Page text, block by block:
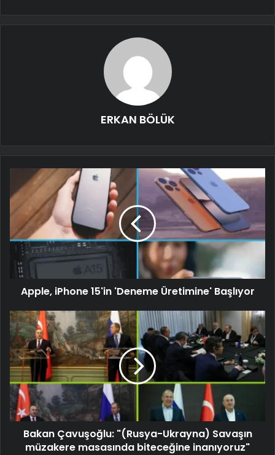
ERKAN BÖLÜK
Apple, iPhone 15'in 'Deneme Üretimine' Başlıyor
Bakan Çavuşoğlu: "(Rusya-Ukrayna) Savaşın
müzakere masasında biteceğine inanıyoruz"